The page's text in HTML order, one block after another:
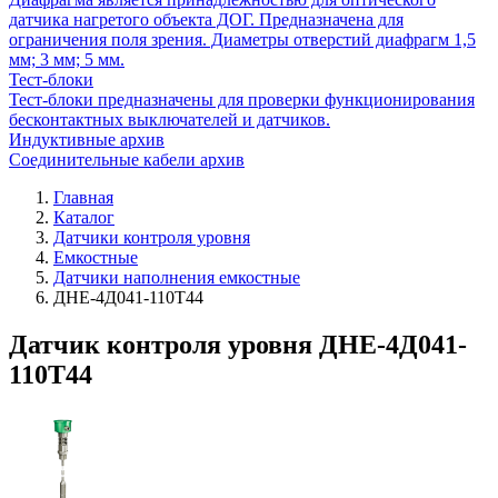
датчика нагретого объекта ДОГ. Предназначена для
ограничения поля зрения. Диаметры отверстий диафрагм 1,5
мм; 3 мм; 5 мм.
Тест-блоки
Тест-блоки предназначены для проверки функционирования
бесконтактных выключателей и датчиков.
Индуктивные архив
Соединительные кабели архив
Главная
Каталог
Датчики контроля уровня
Емкостные
Датчики наполнения емкостные
ДНЕ-4Д041-110Т44
Датчик контроля уровня ДНЕ-4Д041-
110Т44